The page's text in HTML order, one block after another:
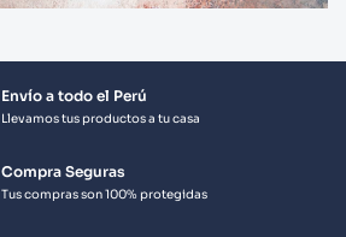
Envío a todo el Perú
Llevamos tus productos a tu casa
Compra Seguras
Tus compras son 100% protegidas